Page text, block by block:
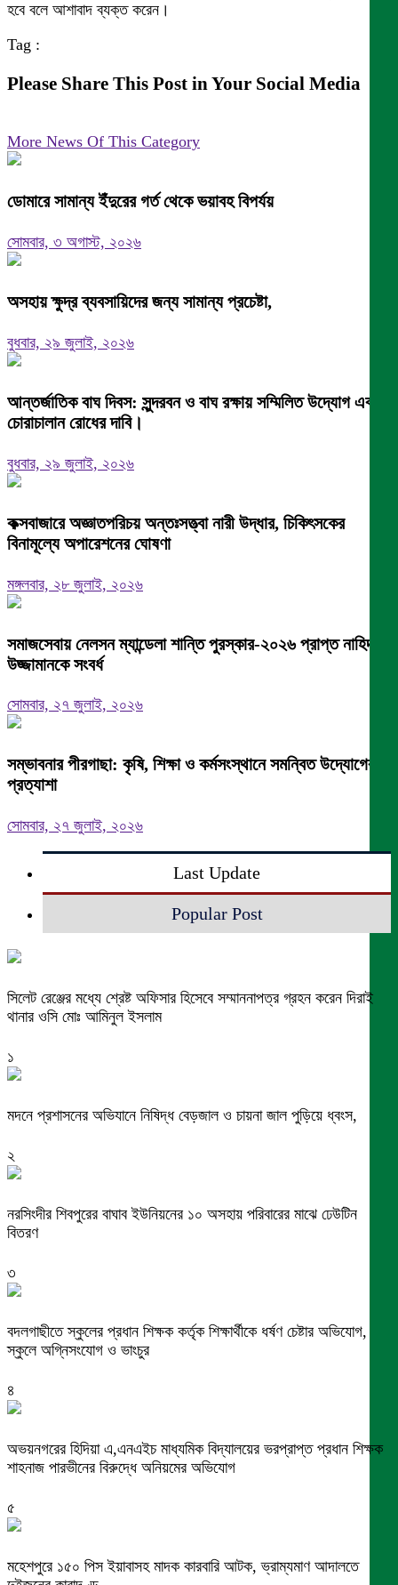
হবে বলে আশাবাদ ব্যক্ত করেন।
Tag :
Please Share This Post in Your Social Media
More News Of This Category
ডোমারে সামান্য ইঁদুরের গর্ত থেকে ভয়াবহ বিপর্যয়
সোমবার, ৩ অগাস্ট, ২০২৬
অসহায় ক্ষুদ্র ব্যবসায়িদের জন্য সামান্য প্রচেষ্টা,
বুধবার, ২৯ জুলাই, ২০২৬
আন্তর্জাতিক বাঘ দিবস: সুন্দরবন ও বাঘ রক্ষায় সম্মিলিত উদ্যোগ এবং
চোরাচালান রোধের দাবি।
বুধবার, ২৯ জুলাই, ২০২৬
কক্সবাজারে অজ্ঞাতপরিচয় অন্তঃসত্ত্বা নারী উদ্ধার, চিকিৎসকের
বিনামূল্যে অপারেশনের ঘোষণা
মঙ্গলবার, ২৮ জুলাই, ২০২৬
সমাজসেবায় নেলসন ম্যান্ডেলা শান্তি পুরস্কার-২০২৬ প্রাপ্ত নাহিদ
উজ্জামানকে সংবর্ধ
সোমবার, ২৭ জুলাই, ২০২৬
সম্ভাবনার পীরগাছা: কৃষি, শিক্ষা ও কর্মসংস্থানে সমন্বিত উদ্যোগের
প্রত্যাশা
সোমবার, ২৭ জুলাই, ২০২৬
Last Update
Popular Post
সিলেট রেঞ্জের মধ্যে শ্রেষ্ট অফিসার হিসেবে সম্মাননাপত্র গ্রহন করেন দিরাই
থানার ওসি মোঃ আমিনুল ইসলাম
১
মদনে প্রশাসনের অভিযানে নিষিদ্ধ বেড়জাল ও চায়না জাল পুড়িয়ে ধ্বংস,
২
নরসিংদীর শিবপুরের বাঘাব ইউনিয়নের ১০ অসহায় পরিবারের মাঝে ঢেউটিন
বিতরণ
৩
বদলগাছীতে স্কুলের প্রধান শিক্ষক কর্তৃক শিক্ষার্থীকে ধর্ষণ চেষ্টার অভিযোগ,
স্কুলে অগ্নিসংযোগ ও ভাংচুর
৪
অভয়নগরের হিদিয়া এ,এনএইচ মাধ্যমিক বিদ্যালয়ের ভরপ্রাপ্ত প্রধান শিক্ষক
শাহনাজ পারভীনের বিরুদ্ধে অনিয়মের অভিযোগ
৫
মহেশপুরে ১৫০ পিস ইয়াবাসহ মাদক কারবারি আটক, ভ্রাম্যমাণ আদালতে